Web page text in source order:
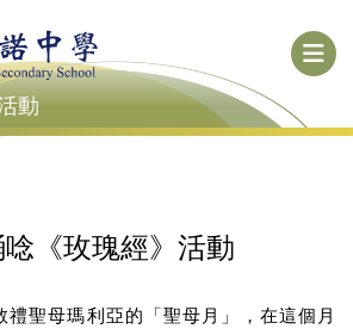
動
《玫瑰經》活動
禮聖母瑪利亞的「聖母月」，在這個月